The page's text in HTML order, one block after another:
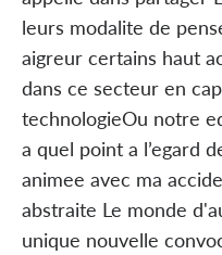
leurs modalite de
aigreur certains haut
dans ce secteur en
technologieOu notre
a quel point a l’egard
animee avec ma
abstraite Le monde
unique nouvelle